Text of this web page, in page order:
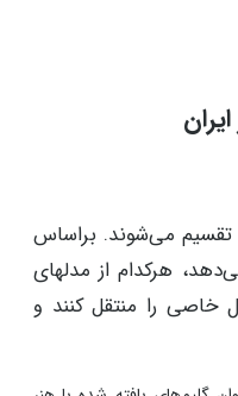
غرب آمریکا، گلیم بافی به
هنری مناطق مختلف
تزیین فضای منزل با
فرش قرمز، یکنواختی